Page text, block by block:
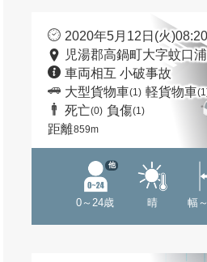
2020年5月12日(火)08:20
児湯郡高鍋町大字蚊口
車両相互 小破事故
大型貨物車(1) 軽貨物車
死亡(0) 負傷(1)
距離859m
0～24歳
他
晴 幅